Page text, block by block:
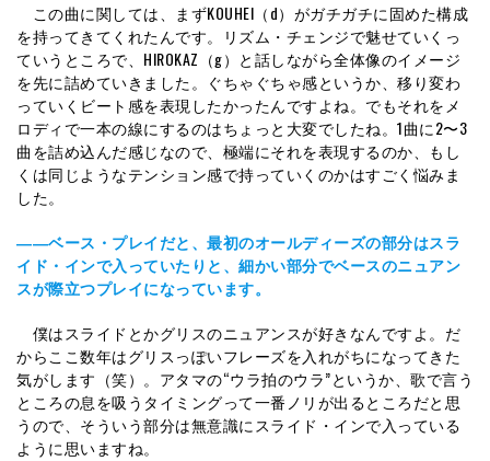
この曲に関しては、まずKOUHEI（d）がガチガチに固めた構成
を持ってきてくれたんです。リズム・チェンジで魅せていくっ
ていうところで、HIROKAZ（g）と話しながら全体像のイメージ
を先に詰めていきました。ぐちゃぐちゃ感というか、移り変わ
っていくビート感を表現したかったんですよね。でもそれをメ
ロディで一本の線にするのはちょっと大変でしたね。1曲に2〜3
曲を詰め込んだ感じなので、極端にそれを表現するのか、もし
くは同じようなテンション感で持っていくのかはすごく悩みま
した。
――ベース・プレイだと、最初のオールディーズの部分はスラ
イド・インで入っていたりと、細かい部分でベースのニュアン
スが際立つプレイになっています。
僕はスライドとかグリスのニュアンスが好きなんですよ。だ
からここ数年はグリスっぽいフレーズを入れがちになってきた
気がします（笑）。アタマの“ウラ拍のウラ”というか、歌で言う
ところの息を吸うタイミングって一番ノリが出るところだと思
うので、そういう部分は無意識にスライド・インで入っている
ように思いますね。